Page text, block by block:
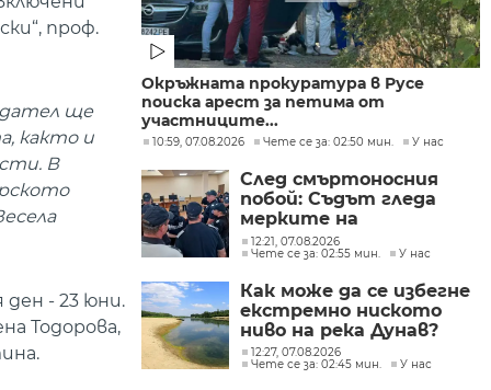
проф.
ще
както и
В
- 23 юни.
Тодорова,
Окръжната прокуратура в Русе
поиска арест за петима от
участниците...
10:59, 07.08.2026 Чете се за: 02:50 мин. У нас
След смъртоносния
побой: Съдът гледа
мерките на
задържаните
тийнейджъри
12:21, 07.08.2026
Чете се за: 02:55 мин.
У нас
Как може да се избегне
екстремно ниското
ниво на река Дунав?
12:27, 07.08.2026
Чете се за: 02:45 мин.
У нас